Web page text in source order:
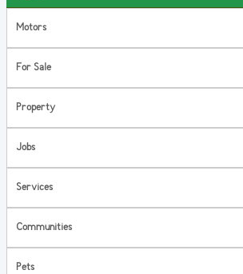
Motors
For Sale
Property
Jobs
Services
Communities
Pets